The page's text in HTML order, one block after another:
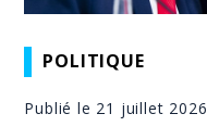
POLITIQUE
Publié le 21 juillet 2026